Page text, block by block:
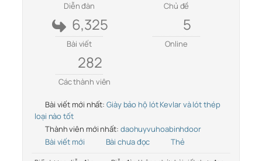
Diễn đàn Chủ đề
6,325
Bài viết
5
Online
282
Các thành viên
Bài viết mới nhất: Giày bảo hộ lót Kevlar và lót thép
loại nào tốt
Thành viên mới nhất: daohuyvuhoabinhdoor
Bài viết mới
Bài chưa đọc Thẻ